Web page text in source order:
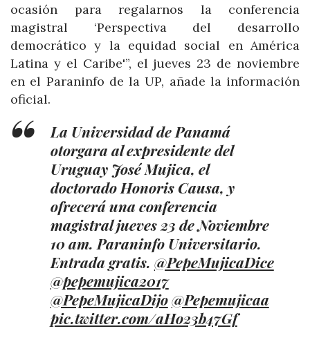
ocasión para regalarnos la conferencia
magistral ‘Perspectiva del desarrollo
democrático y la equidad social en América
Latina y el Caribe'”, el jueves 23 de noviembre
en el Paraninfo de la UP, añade la información
oficial.
La Universidad de Panamá
otorgara al expresidente del
Uruguay José Mujica, el
doctorado Honoris Causa, y
ofrecerá una conferencia
magistral jueves 23 de Noviembre
10 am. Paraninfo Universitario.
Entrada gratis. @PepeMujicaDice
@pepemujica2017
@PepeMujicaDijo@Pepemujicaa
pic.twitter.com/aHo23b47Gf